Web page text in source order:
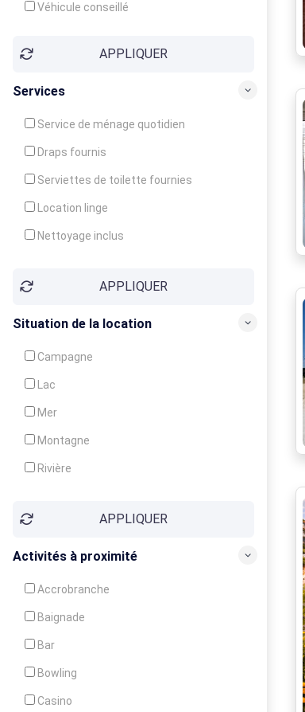
Véhicule conseillé
APPLIQUER
Services
Service de ménage quotidien
Draps fournis
Serviettes de toilette fournies
Location linge
Nettoyage inclus
Garde d'enfants
Crèche
APPLIQUER
Situation de la location
Campagne
Lac
Mer
Montagne
Rivière
APPLIQUER
Activités à proximité
Accrobranche
Baignade
Bar
Bowling
Casino